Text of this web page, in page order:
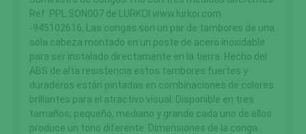
Ref. PPL.SON007 de LURKOI www.lurkoi.com
-945102616, Las congas son un par de tambores de una
sola cabeza montado en un poste de acero inoxidable
para ser instalado directamente en la tierra. Hecho del
ABS de alta resistencia estos tambores fuertes y
duraderos están pintadas en combinaciones de colores
brillantes para el atractivo visual. Disponible en tres
tamaños; pequeño, mediano y grande cada uno de ellos
produce un tono diferente. Dimensiones de la conga.